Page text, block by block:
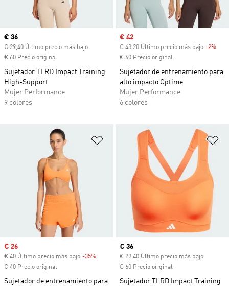
Precio actual
€ 36
€ 29,40 Último precio más bajo
€ 60 Precio original
Sujetador TLRD Impact Training
High-Support
Mujer Performance
9 colores
Precio de venta
€ 42
€ 43,20 Último precio más bajo -2%
€ 60 Precio original
Sujetador de entrenamiento para
alto impacto Optime
Mujer Performance
6 colores
Añadir a la lista de deseos
Precio de venta
€ 26
€ 40 Último precio más bajo -35% Descuento
€ 40 Precio original
Sujetador de entrenamiento para
Precio actual
€ 36
€ 29,40 Último precio más bajo
€ 60 Precio original
Sujetador TLRD Impact Training